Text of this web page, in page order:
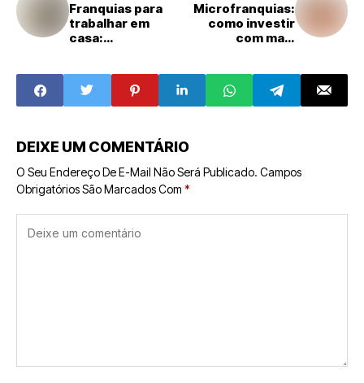
Franquias para
trabalhar em
casa:
avaliar antes de
investir
Microfranquias:
como investir
com mais
chances de
sucesso
DEIXE UM COMENTÁRIO
O Seu Endereço De E-Mail Não Será Publicado. Campos
Obrigatórios São Marcados Com *